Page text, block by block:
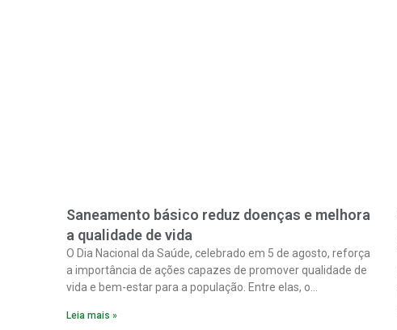
Saneamento básico reduz doenças e melhora
a qualidade de vida
O Dia Nacional da Saúde, celebrado em 5 de agosto, reforça
a importância de ações capazes de promover qualidade de
vida e bem-estar para a população. Entre elas, o
serviços de coleta e tratamento de esgoto contribui
Leia mais »